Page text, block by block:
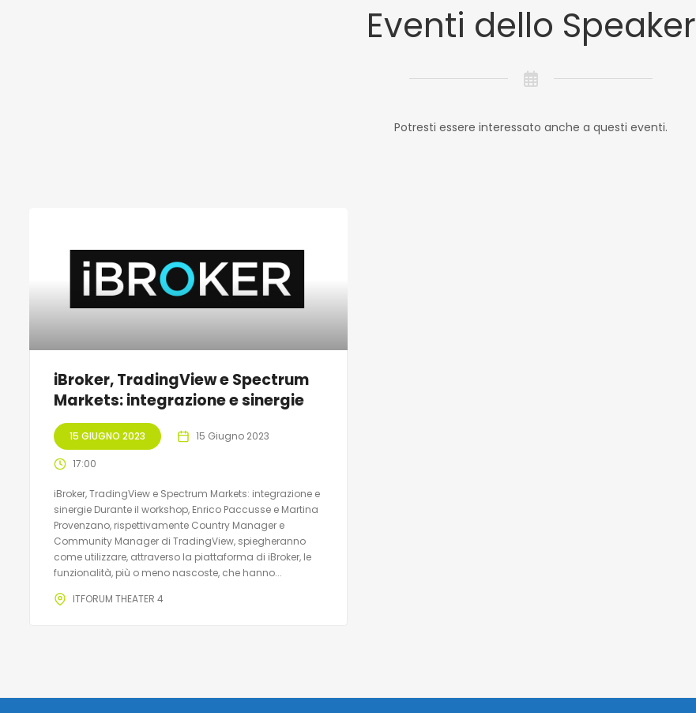
Eventi dello Speaker
Potresti essere interessato anche a questi eventi.
iBroker, TradingView e Spectrum
Markets: integrazione e sinergie
15 GIUGNO 2023 15 Giugno 2023
17:00
iBroker, TradingView e Spectrum Markets: integrazione e
sinergie Durante il workshop, Enrico Paccusse e Martina
Provenzano, rispettivamente Country Manager e
Community Manager di TradingView, spiegheranno
come utilizzare, attraverso la piattaforma di iBroker, le
funzionalità, più o meno nascoste, che hanno...
ITFORUM THEATER 4